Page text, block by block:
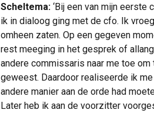
Scheltema: ‘Bij een van mijn
ik in dialoog ging met de cfo. Ik
omheen zaten. Op een gegeven
rest meeging in het gesprek of
andere commissaris naar me toe
geweest. Daardoor realiseerde ik
andere manier aan de orde had
Later heb ik aan de voorzitter